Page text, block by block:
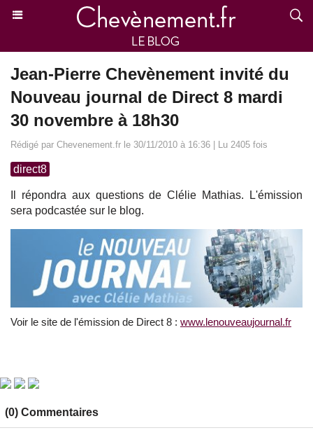
Jean-Pierre Chevènement invité du
Nouveau journal de Direct 8 mardi
30 novembre à 18h30
Rédigé par Chevenement.fr le 30/11/2010 à 16:36 | Lu 2405 fois
direct8
Il répondra aux questions de Clélie Mathias. L'émission
sera podcastée sur le blog.
Voir le site de l'émission de Direct 8 : www.lenouveaujournal.fr
(0) Commentaires